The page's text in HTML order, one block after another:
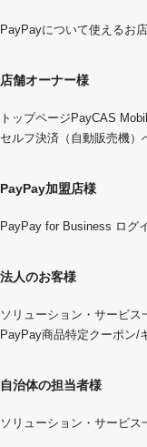
PayPayについて使えるお店
店舗オーナー様
トップページ PayCAS
セルフ決済（自動販売機）
PayPay加盟店様
PayPay for Business ログ
法人のお客様
ソリューション・サービス
PayPay商品特定クーポン/
自治体の担当者様
ソリューション・サービス